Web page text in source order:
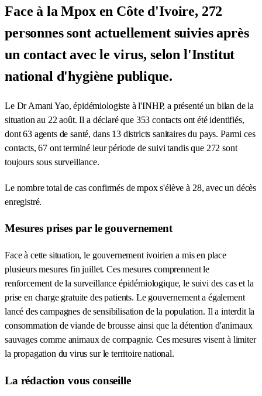
Face à la Mpox en Côte d'Ivoire, 272
personnes sont actuellement suivies après
un contact avec le virus, selon l'Institut
national d'hygiène publique.
Le Dr Amani Yao, épidémiologiste à l'INHP, a présenté un bilan de la
situation au 22 août. Il a déclaré que 353 contacts ont été identifiés,
dont 63 agents de santé, dans 13 districts sanitaires du pays. Parmi ces
contacts, 67 ont terminé leur période de suivi tandis que 272 sont
toujours sous surveillance.
Le nombre total de cas confirmés de mpox s'élève à 28, avec un décès
enregistré.
Mesures prises par le gouvernement
Face à cette situation, le gouvernement ivoirien a mis en place
plusieurs mesures fin juillet. Ces mesures comprennent le
renforcement de la surveillance épidémiologique, le suivi des cas et la
prise en charge gratuite des patients. Le gouvernement a également
lancé des campagnes de sensibilisation de la population. Il a interdit la
consommation de viande de brousse ainsi que la détention d'animaux
sauvages comme animaux de compagnie. Ces mesures visent à limiter
la propagation du virus sur le territoire national.
La rédaction vous conseille